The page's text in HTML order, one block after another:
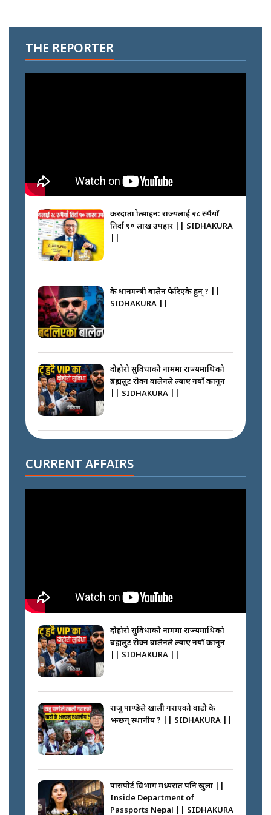
THE REPORTER
करदाता प्रोत्साहन: राज्यलाई २८ रुपैयाँ
तिर्दा १० लाख उपहार || SIDHAKURA
के प्रधानमन्त्री बालेन फेरिएकै हुन् ? ||
SIDHAKURA ||
दोहोरो सुविधाको नाममा राज्यमाथिको
ब्रह्मलुट रोक्न बालेनले ल्याए नयाँ कानुन
|| SIDHAKURA ||
आरोहीहरू | Record-breaking
climbers who set foot with
नभाँडिएको सद्भाव : कप्तानगञ्जबाट
सल्किएको आगो निभाउनेहरू ||
SIDHAKURA || THE REPORTER
||
बदलेका ‘निम्स दाई’ || SIDHAKURA
||
आगो निभाउने कि तेल थप्ने ? WHATS
HAPPENING IN MADHESH ? ||
CURRENT AFFAIRS
दोहोरो सुविधाको नाममा राज्यमाथिको
ब्रह्मलुट रोक्न बालेनले ल्याए नयाँ कानुन
|| SIDHAKURA ||
राजु पाण्डेले खाली गराएको बाटो के
भन्छन् स्थानीय ? || SIDHAKURA ||
पासपोर्ट विभाग मध्यरात पनि खुला ||
Inside Department of
Passports Nepal || SIDHAKURA